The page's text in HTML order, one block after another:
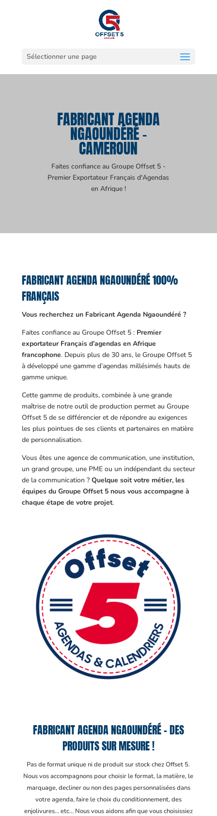
Sélectionner une page
FABRICANT AGENDA
NGAOUNDÉRÉ -
CAMEROUN
Faites confiance au Groupe Offset 5 -
Premier Exportateur Français d'Agendas
en Afrique !
FABRICANT AGENDA NGAOUNDÉRÉ 100%
FRANÇAIS
Vous recherchez un Fabricant Agenda Ngaoundéré ?
Faites confiance au Groupe Offset 5 : Premier
exportateur Français d’agendas en Afrique
francophone. Depuis plus de 30 ans, le Groupe Offset 5
à développé une gamme d’agendas millésimés hauts de
gamme unique.
Cette gamme de produits, combinée à une grande
maîtrise de notre outil de production permet au Groupe
Offset 5 de se différencier et de répondre au exigences
les plus pointues de ses clients et partenaires en matière
de personnalisation.
Vous êtes une agence de communication, une institution,
un grand groupe, une PME ou un indépendant du secteur
de la communication ? Quelque soit votre métier, les
équipes du Groupe Offset 5 nous vous accompagne à
chaque étape de votre projet.
FABRICANT AGENDA NGAOUNDÉRÉ – DES
PRODUITS SUR MESURE !
Pas de format unique ni de produit sur stock chez Offset 5.
Nous vos accompagnons pour choisir le format, la matière, le
marquage, decliner ou non des pages personnalisées dans
votre agenda, faire le choix du conditionnement, des
enjolivures… etc… Nous vous aidons afin que vous choisissiez